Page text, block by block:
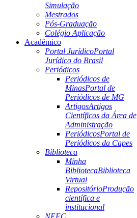
Simulação
Mestrados
Pós-Graduação
Colégio Aplicação
Acadêmico
Portal JurídicoPortal
Jurídico do Brasil
Periódicos
Periódicos de
MinasPortal de
Periódicos de MG
ArtigosArtigos
Científicos da Área de
Administração
PeriódicosPortal de
Periódicos da Capes
Biblioteca
Minha
BibliotecaBiblioteca
Virtual
RepositórioProdução
científica e
institucional
NEEC